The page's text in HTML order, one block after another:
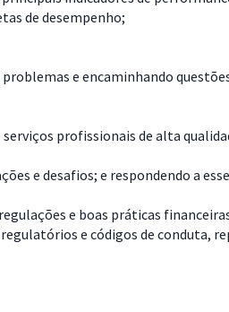
de desempenho;
e encaminhando
profissionais de alta
e desafios; e respondendo a
e boas práticas
e códigos de conduta,